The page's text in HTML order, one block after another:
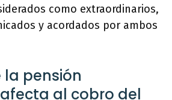
como extraordinarios,
y acordados por ambos
la pensión
al cobro del